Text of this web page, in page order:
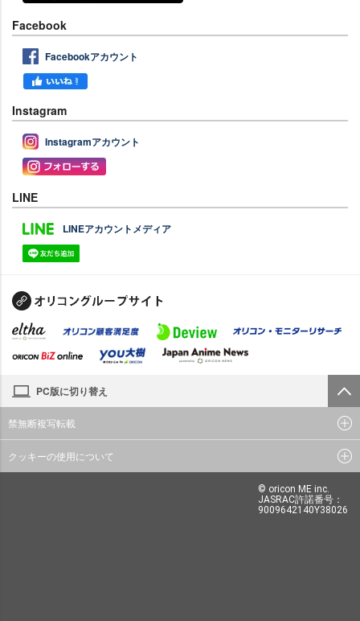
Facebook
Facebookアカウント
Instagram
Instagramアカウント
LINE
LINEアカウントメディア
PC版に切り替え
禁無断複写転載
クッキーの使用について
© oricon ME inc.
JASRAC許諾番号：
9009642140Y38026